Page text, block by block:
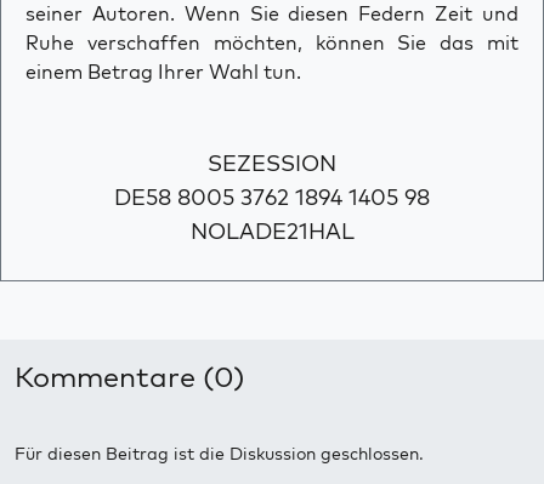
seiner Autoren. Wenn Sie diesen Federn Zeit und
Ruhe verschaffen möchten, können Sie das mit
einem Betrag Ihrer Wahl tun.
SEZESSION
DE58 8005 3762 1894 1405 98
NOLADE21HAL
Kommentare (0)
Für diesen Beitrag ist die Diskussion geschlossen.